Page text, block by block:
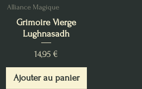
Alliance Magique
Grimoire Vierge
Lughnasadh
Prix
14,95 €
Ajouter au panier